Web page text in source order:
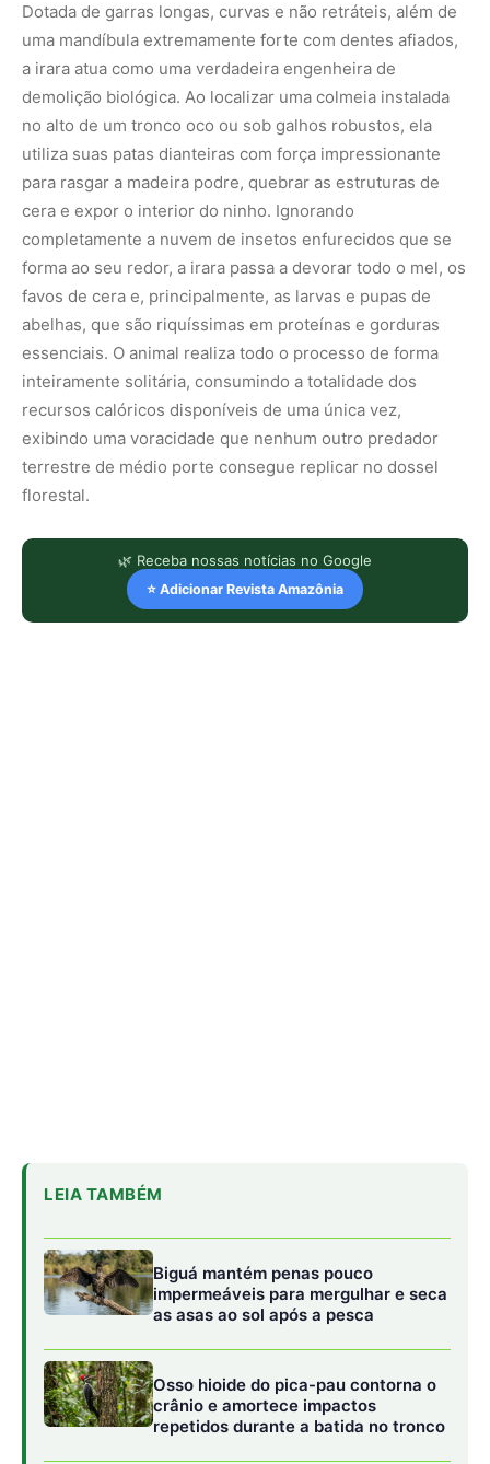
Dotada de garras longas, curvas e não retráteis, além de
uma mandíbula extremamente forte com dentes afiados,
a irara atua como uma verdadeira engenheira de
demolição biológica. Ao localizar uma colmeia instalada
no alto de um tronco oco ou sob galhos robustos, ela
utiliza suas patas dianteiras com força impressionante
para rasgar a madeira podre, quebrar as estruturas de
cera e expor o interior do ninho. Ignorando
completamente a nuvem de insetos enfurecidos que se
forma ao seu redor, a irara passa a devorar todo o mel, os
favos de cera e, principalmente, as larvas e pupas de
abelhas, que são riquíssimas em proteínas e gorduras
essenciais. O animal realiza todo o processo de forma
inteiramente solitária, consumindo a totalidade dos
recursos calóricos disponíveis de uma única vez,
exibindo uma voracidade que nenhum outro predador
terrestre de médio porte consegue replicar no dossel
florestal.
🌿 Receba nossas notícias no Google
⭐ Adicionar Revista Amazônia
floresta
O comportamento calculista e o uso de
ferramentas naturais
A audácia da irara na busca por açúcares e calorias não
se limita à força bruta; ela também se manifesta em uma
capacidade cognitiva surpreendente para um carnívoro.